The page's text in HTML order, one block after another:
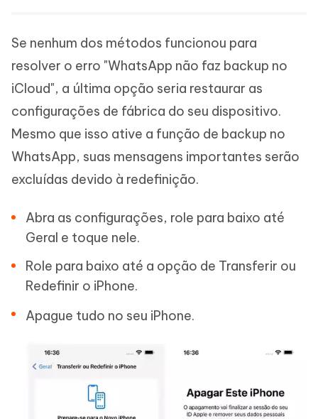
Se nenhum dos métodos funcionou para
resolver o erro "WhatsApp não faz backup no
iCloud", a última opção seria restaurar as
configurações de fábrica do seu dispositivo.
Mesmo que isso ative a função de backup no
WhatsApp, suas mensagens importantes serão
excluídas devido à redefinição.
Abra as configurações, role para baixo até
Geral e toque nele.
Role para baixo até a opção de Transferir ou
Redefinir o iPhone.
Apague tudo no seu iPhone.